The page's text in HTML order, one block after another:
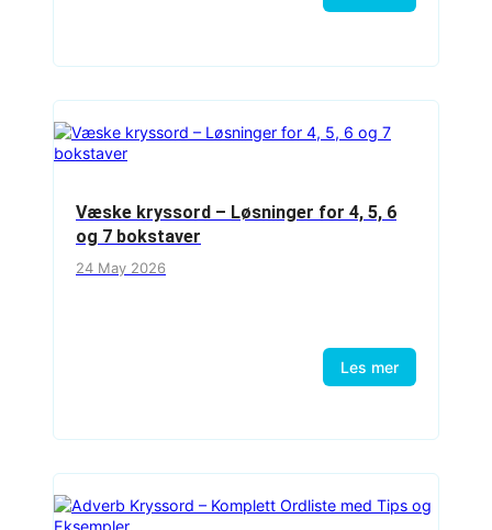
Væske kryssord – Løsninger for 4, 5, 6
og 7 bokstaver
24 May 2026
Les mer